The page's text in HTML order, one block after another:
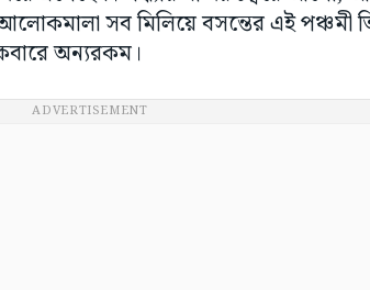
সব মিলিয়ে বসন্তের এই পঞ্চমী
অন্যরকম।
ADVERTISEMENT